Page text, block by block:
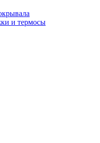
и термосы